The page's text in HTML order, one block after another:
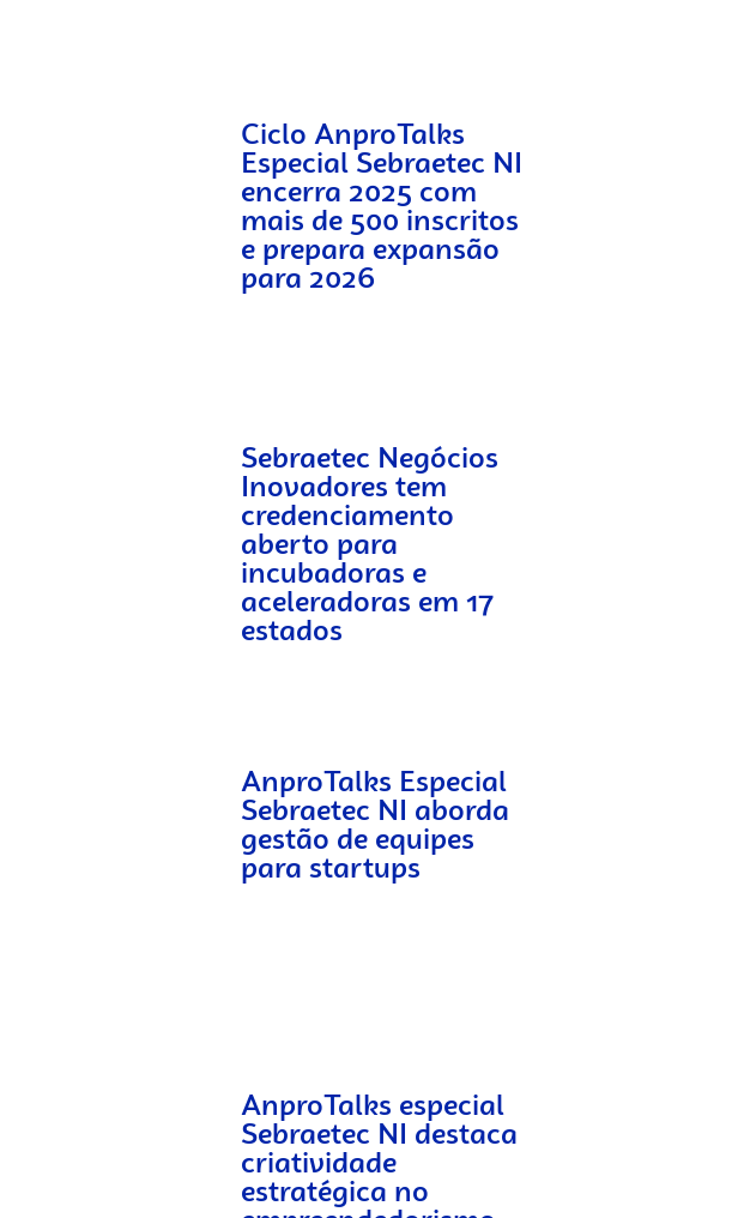
Ciclo AnproTalks
Especial Sebraetec NI
encerra 2025 com
mais de 500 inscritos
e prepara expansão
para 2026
Sebraetec Negócios
Inovadores tem
credenciamento
aberto para
incubadoras e
aceleradoras em 17
estados
AnproTalks Especial
Sebraetec NI aborda
gestão de equipes
para startups
AnproTalks especial
Sebraetec NI destaca
criatividade
estratégica no